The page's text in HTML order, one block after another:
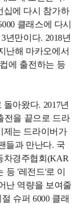
십에 다시 참가하
클래스에 다시
년만이다. 2018년
난해 마카오에서
에 출전하는 등
아왔다. 2017년
전을 끝으로 드라
제는 드라이버가
들과 만난다. 국
차경주협회(KAR
등 '레전드'로 이
난 역량을 보여줄
슈퍼 6000 클래